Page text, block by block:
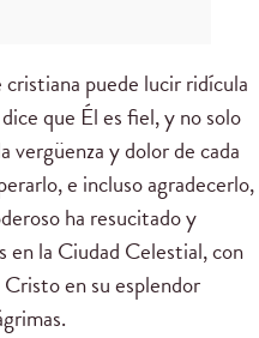
puede lucir ridícula
que Él es fiel, y no solo
vergüenza y dolor de cada
e incluso agradecerlo,
ha resucitado y
la Ciudad Celestial, con
en su esplendor